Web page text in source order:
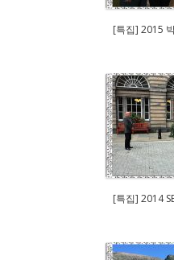
[특집] 2015
[특집] 2014